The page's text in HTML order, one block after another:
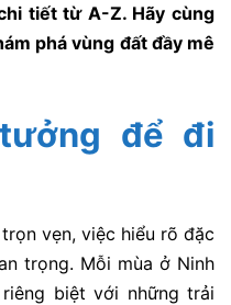
tiết từ A-Z. Hãy cùng
phá vùng đất đầy mê
để đi
vẹn, việc hiểu rõ đặc
trọng. Mỗi mùa ở Ninh
biệt với những trải